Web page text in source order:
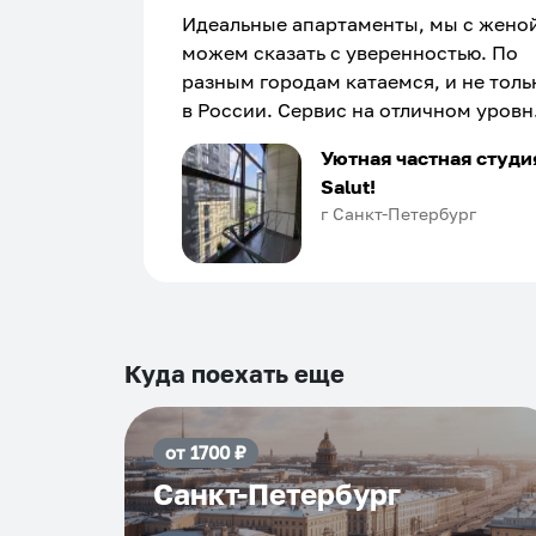
Идеальные апартаменты, мы с
можем сказать с уверенностью. По
разным городам катаемся, и не
в России. Сервис на отличном
Хозяин апартаментов доброй души
человек, всегда можно
подскажет что как и почему.
Рекомендуем на 100% и вам, и
и сами будем приезжать еще...
Уютная частная
Salut!
г Санкт-Петербург
Куда поехать еще
от 1700₽
Санкт-Петербург